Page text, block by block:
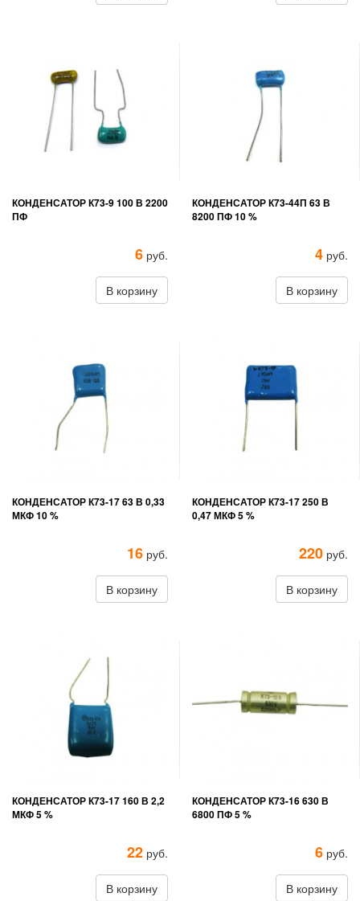
КОНДЕНСАТОР К73-9 100 В 2200
ПФ
6 руб.
В корзину
КОНДЕНСАТОР К73-44П 63 В
8200 ПФ 10 %
4 руб.
В корзину
КОНДЕНСАТОР К73-17 63 В 0,33
МКФ 10 %
16 руб.
В корзину
КОНДЕНСАТОР К73-17 250 В
0,47 МКФ 5 %
220 руб.
В корзину
КОНДЕНСАТОР К73-17 160 В 2,2
МКФ 5 %
22 руб.
В корзину
КОНДЕНСАТОР К73-16 630 В
6800 ПФ 5 %
6 руб.
В корзину